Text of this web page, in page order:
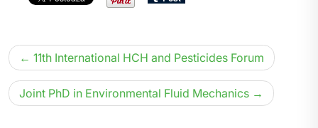
Navigare
în
articole
11th International HCH and Pesticides Forum
Joint PhD in Environmental Fluid Mechanics